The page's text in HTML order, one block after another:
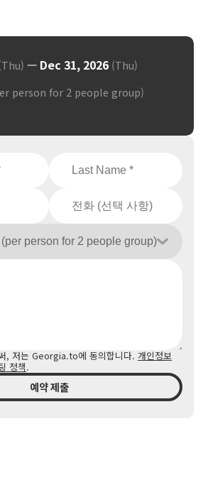
, 저는 Georgia.to에 동의합니다. 개인정보
정책.
예약 제출
— Dec 31, 2026 (Thu)
person for 2 people group)